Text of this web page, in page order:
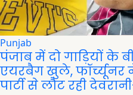
Punjab
पंजाब में दो गाड़ियों के
एयरबैग खुले, फॉर्च्यूनर
पार्टी से लौट रही